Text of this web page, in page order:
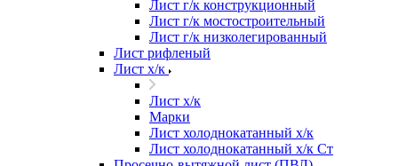
Лист г/к конструкционный
Лист г/к мостостроительный
Лист г/к низколегированный
Лист рифленый
Лист х/к
Лист х/к
Марки
Лист холоднокатанный х/к
Лист холоднокатанный х/к Ст